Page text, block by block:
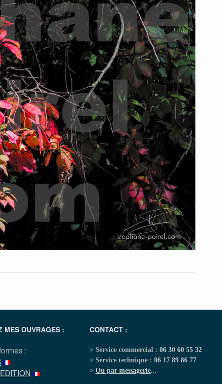
MES OUVRAGES :
:
CONTACT :
> Service commercial : 06 30 60 55 32
> Service technique : 06 17 89 86 77
> Ou par messagerie...